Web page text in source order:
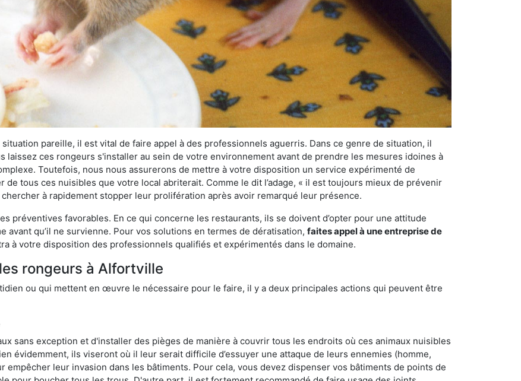
pareille, il est vital de faire appel à des professionnels aguerris. Dans ce genre de situation, il
laissez ces rongeurs s'installer au sein de votre environnement avant de prendre les mesures idoines à
Toutefois, nous nous assurerons de mettre à votre disposition un service expérimenté de
tous ces nuisibles que votre local abriterait. Comme le dit l’adage, « il est toujours mieux de prévenir
à rapidement stopper leur prolifération après avoir remarqué leur présence.
préventives favorables. En ce qui concerne les restaurants, ils se doivent d’opter pour une attitude
avant qu’il ne survienne. Pour vos solutions en termes de dératisation, faites appel à une entreprise de
à votre disposition des professionnels qualifiés et expérimentés dans le domaine.
rongeurs à Alfortville
ou qui mettent en œuvre le nécessaire pour le faire, il y a deux principales actions qui peuvent être
sans exception et d'installer des pièges de manière à couvrir tous les endroits où ces animaux nuisibles
évidemment, ils viseront où il leur serait difficile d’essuyer une attaque de leurs ennemies (homme,
leur invasion dans les bâtiments. Pour cela, vous devez dispenser vos bâtiments de points de